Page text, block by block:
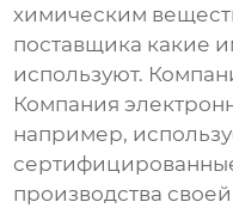
химическим
поставщика какие
используют.
Компания
например,
производства